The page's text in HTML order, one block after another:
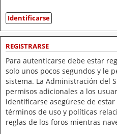
REGISTRARSE
Para autenticarse debe estar
solo unos pocos segundos y le
sistema. La Administración del
permisos adicionales a los
identificarse asegúrese de
términos de uso y políticas
reglas de los foros mientras